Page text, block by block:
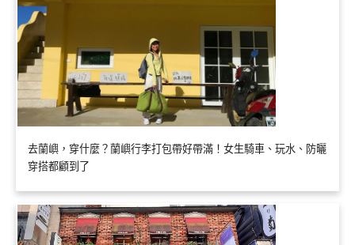
去蘭嶼，穿什麼？蘭嶼行李打包帶好帶滿！女生騎車、玩水、防曬
穿搭都顧到了